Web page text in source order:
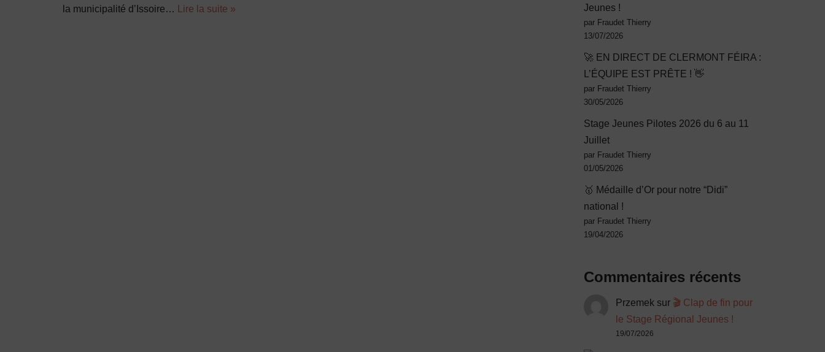
la municipalité d’Issoire…
Lire la suite »
Jeunes !
par Fraudet Thierry
13/07/2026
🚀 EN DIRECT DE CLERMONT FÉIRA :
L’ÉQUIPE EST PRÊTE ! 👋
par Fraudet Thierry
30/05/2026
Stage Jeunes Pilotes 2026 du 6 au 11
Juillet
par Fraudet Thierry
01/05/2026
🥇 Médaille d’Or pour notre “Didi”
national !
par Fraudet Thierry
19/04/2026
Commentaires récents
Przemek sur 🎬 Clap de fin pour
le Stage Régional Jeunes !
19/07/2026